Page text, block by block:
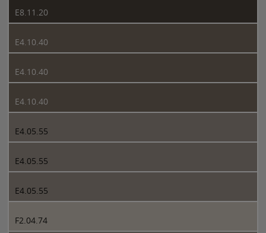
E8.11.20
E4.10.40
E4.10.40
E4.10.40
E4.05.55
E4.05.55
E4.05.55
F2.04.74